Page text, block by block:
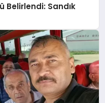
Belirlendi: Sandık